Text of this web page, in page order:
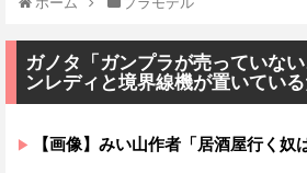
ガノタ「ガンプラが売っていな
ンレディと境界線機が置いている
【画像】みい山作者「居酒屋行く奴はバカ。ホストの初回なら居酒屋よ